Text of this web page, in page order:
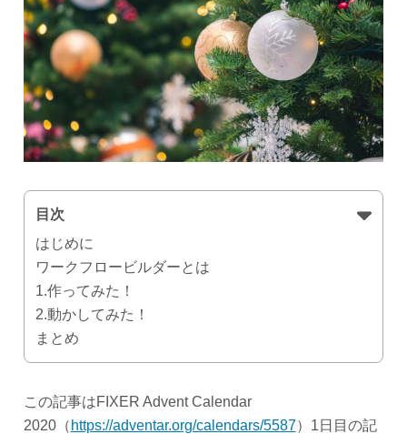
目次
はじめに
ワークフロービルダーとは
1.作ってみた！
2.動かしてみた！
まとめ
この記事はFIXER Advent Calendar
2020（ https://adventar.org/calendars/5587）1日目の記